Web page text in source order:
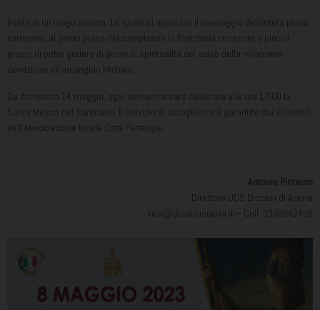
Posto in un luogo ameno dal quale si apprezza il paesaggio dell’intera piana
campana, al primo piano del complesso la foresteria consente a piccoli
gruppi di poter godere di giorni di spiritualità nel solco della millenaria
devozione all’arcangelo Michele.
Da domenica 14 maggio, ogni domenica sarà celebrata alle ore 17.00 la
Santa Messa nel Santuario. Il servizio di accoglienza è garantito dai volontari
dell’Associazione locale Città Partecipe.
Antonio Pintauro
Direttore UCS Diocesi di Acerra
ucs@diocesiacerra.it – Cell. 3336642406